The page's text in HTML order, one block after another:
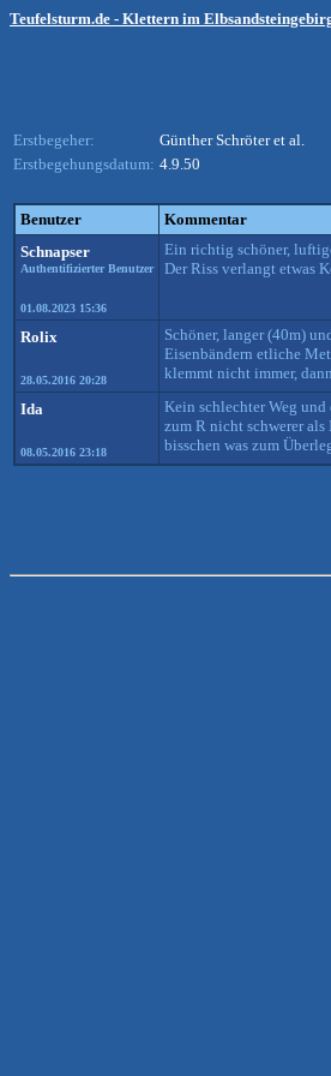
Teufelsturm.de - Klettern im
Erstbegeher:
Günther Schröter et al.
Erstbegehungsdatum: 4.9.50
Benutzer Kommentar
Schnapser
Authentifizierter Benutzer
01.08.2023 15:36
Ein richtig schöner,
Der Riss verlangt etwas
Rolix
28.05.2016 20:28
Schöner, langer (40m)
Eisenbändern etliche
klemmt nicht immer,
Ida
08.05.2016 23:18
Kein schlechter Weg
zum R nicht schwerer
bisschen was zum